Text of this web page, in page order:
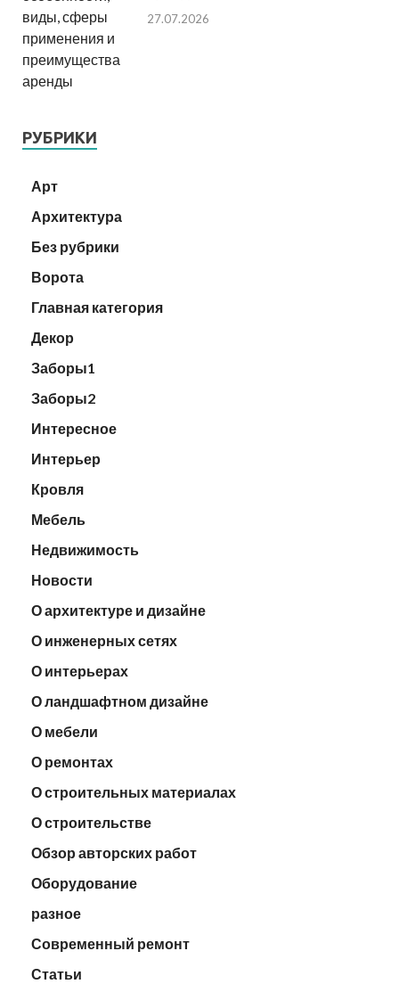
27.07.2026
РУБРИКИ
Арт
Архитектура
Без рубрики
Ворота
Главная категория
Декор
Заборы1
Заборы2
Интересное
Интерьер
Кровля
Мебель
Недвижимость
Новости
О архитектуре и дизайне
О инженерных сетях
О интерьерах
О ландшафтном дизайне
О мебели
О ремонтах
О строительных материалах
О строительстве
Обзор авторских работ
Оборудование
разное
Современный ремонт
Статьи